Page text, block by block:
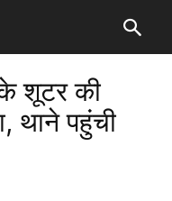
के शूटर की
थाने पहुंची